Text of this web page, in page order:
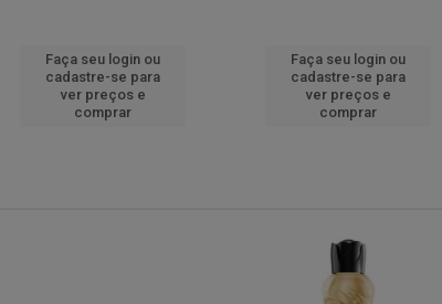
Faça seu login ou
cadastre-se para
ver preços e
comprar
Faça seu login ou
cadastre-se para
ver preços e
comprar